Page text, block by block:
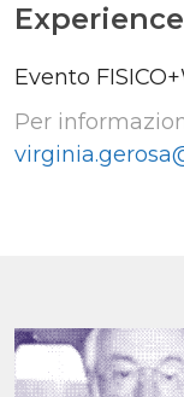
Evento
Per